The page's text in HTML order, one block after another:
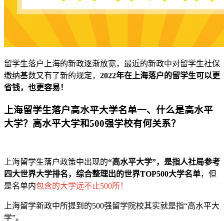
留学生落户上海的新政逐渐放宽，最近的新政中对留学生社保
缴纳基数又有了新的规定， 2022年在上海落户的留学生可以更
省钱，也更容易！
上海留学生落户高水平大学名单一、什么是高水平
大学？高水平大学和500强学校有何关系？
上海留学生落户政策中出现的“高水平大学”，是指人社局参考
四大世界大学排名，综合整理出的世界TOP500大学名单，但
是名单内包含的大学远不止500所！
上海留学新政中所提到的500强留学院校其实就是指“高水平大
学”。